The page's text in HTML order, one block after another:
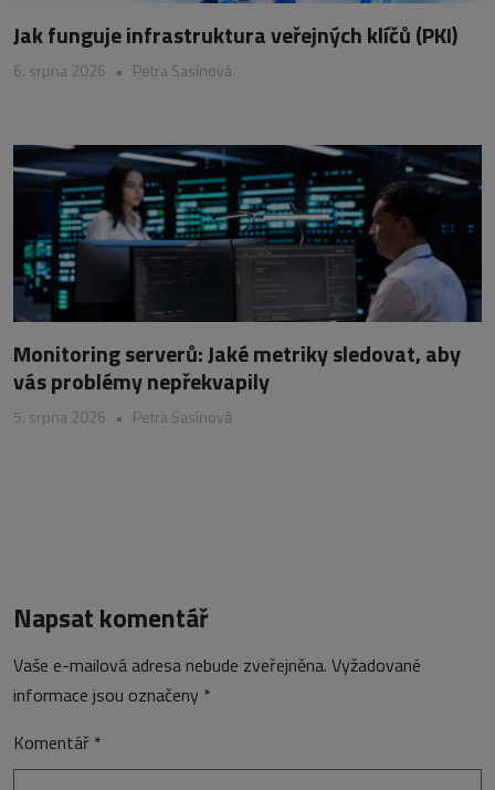
Jak funguje infrastruktura veřejných klíčů (PKI)
6. srpna 2026 • Petra Sasínová
Monitoring serverů: Jaké metriky sledovat, aby
vás problémy nepřekvapily
5. srpna 2026 • Petra Sasínová
Napsat komentář
Vaše e-mailová adresa nebude zveřejněna. Vyžadované
informace jsou označeny *
Komentář *